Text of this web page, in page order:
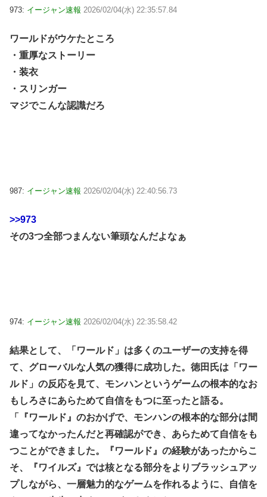
973: イージャン速報 2026/02/04(水) 22:35:57.84
ワールドがウケたところ
・重厚なストーリー
・装衣
・スリンガー
マジでこんな認識だろ
987: イージャン速報 2026/02/04(水) 22:40:56.73
>>973
その3つ全部つまんない筆頭なんだよなぁ
974: イージャン速報 2026/02/04(水) 22:35:58.42
結果として、「ワールド」は多くのユーザーの支持を得
て、グローバルな人気の獲得に成功した。徳田氏は「ワー
ルド」の反応を見て、モンハンというゲームの根本的なお
もしろさにあらためて自信をもつに至ったと語る。
「『ワールド』のおかげで、モンハンの根本的な部分は間
違ってなかったんだと再確認ができ、あらためて自信をも
つことができました。『ワールド』の経験があったからこ
そ、『ワイルズ』では核となる部分をよりブラッシュアッ
プしながら、一層魅力的なゲームを作れるように、自信を